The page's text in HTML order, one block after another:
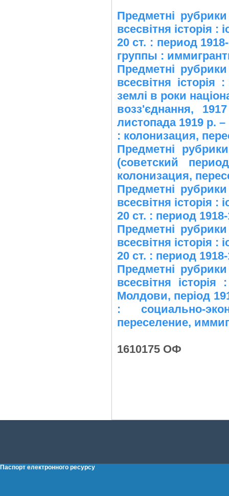
Предметні
всесвітня історія :
20 ст. : период
группы :
Предметні
всесвітня історія
землі в роки
возз'єднання,
листопада 1919 р.
: колонизация,
Предметні
(советский
колонизация,
Предметні
всесвітня історія :
20 ст. : период
Предметні
всесвітня історія :
20 ст. : период
Предметні
всесвітня
Молдови, період
: социально-
переселение,
1610175 ОФ
Паспорт електронного ресурсу